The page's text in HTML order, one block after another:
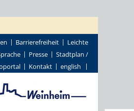
Barrierefreiheit
Leichte
Presse
Stadtplan /
Kontakt english